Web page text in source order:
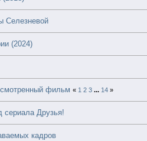
Селезневой
(2024)
фильм « 1 2 3 ... 14 »
сериала Друзья!
кадров